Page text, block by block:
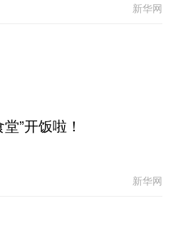
新华网
”开饭啦！
新华网